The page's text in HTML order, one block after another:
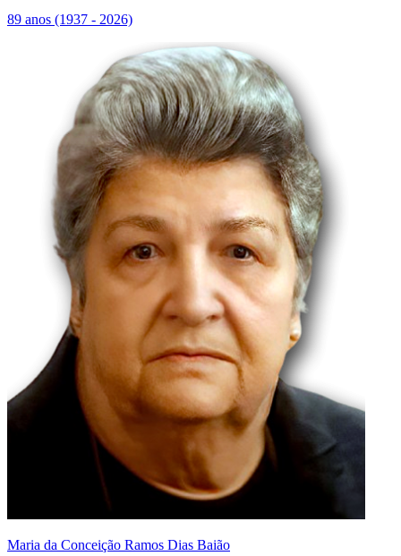
89 anos (1937 - 2026)
Maria da Conceição Ramos Dias Baião